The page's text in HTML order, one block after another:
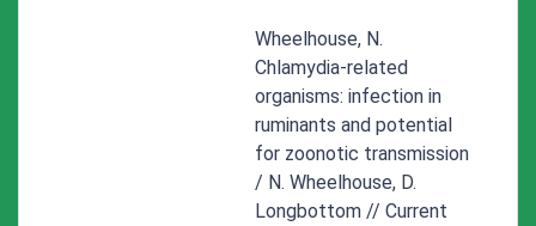
Wheelhouse, N.
Chlamydia-related
organisms: infection in
ruminants and potential
for zoonotic transmission
/ N. Wheelhouse, D.
Longbottom // Current